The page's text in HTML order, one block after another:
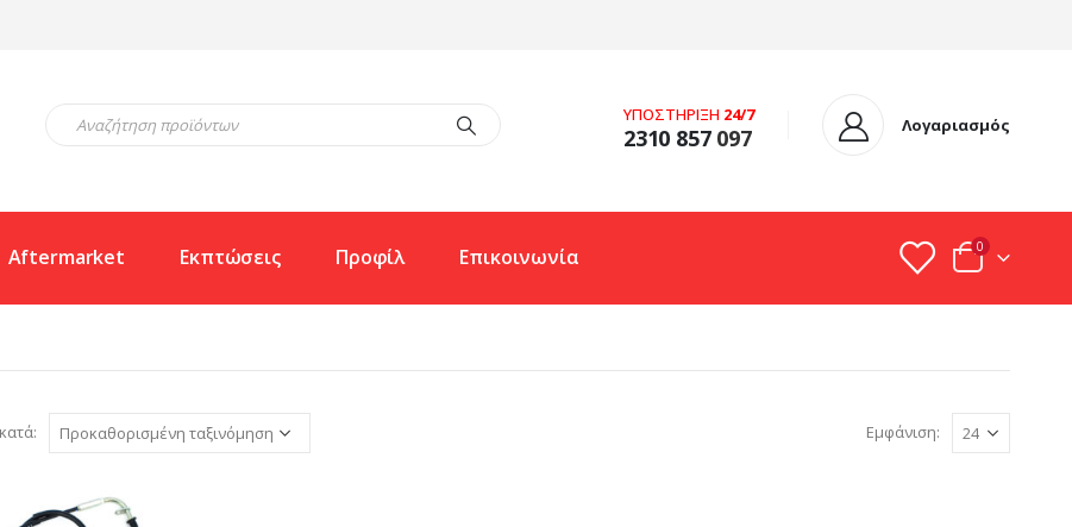
ΥΠΟΣΤΗΡΙΞΗ 24/7
2310 857097 Λογαριασμός
Aftermarket Εκπτώσεις Προφίλ Επικοινωνία 0
Εμφάνιση: